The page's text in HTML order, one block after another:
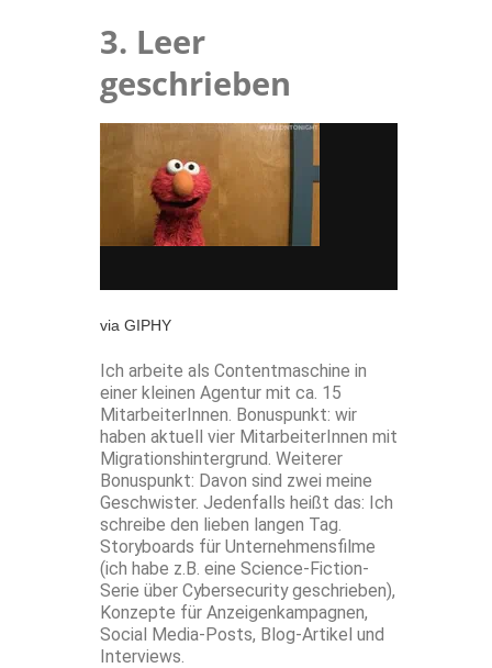
3. Leer
geschrieben
via GIPHY
Ich arbeite als Contentmaschine in
einer kleinen Agentur mit ca. 15
MitarbeiterInnen. Bonuspunkt: wir
haben aktuell vier MitarbeiterInnen mit
Migrationshintergrund. Weiterer
Bonuspunkt: Davon sind zwei meine
Geschwister. Jedenfalls heißt das: Ich
schreibe den lieben langen Tag.
Storyboards für Unternehmensfilme
(ich habe z.B. eine Science-Fiction-
Serie über Cybersecurity geschrieben),
Konzepte für Anzeigenkampagnen,
Social Media-Posts, Blog-Artikel und
Interviews.